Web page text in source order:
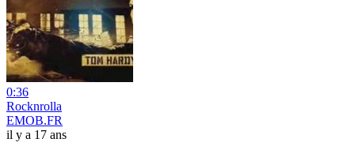
0:36
Rocknrolla
EMOB.FR
il y a 17 ans